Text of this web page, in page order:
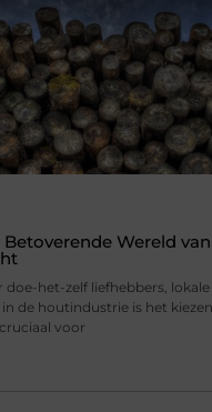
Wereld
doe-het-zelf liefhebbers,
de houtindustrie is het
voor